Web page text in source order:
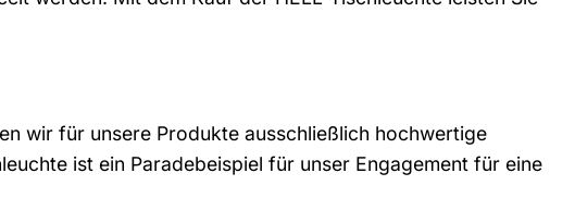
wir für unsere Produkte ausschließlich hochwertige
ist ein Paradebeispiel für unser Engagement für eine